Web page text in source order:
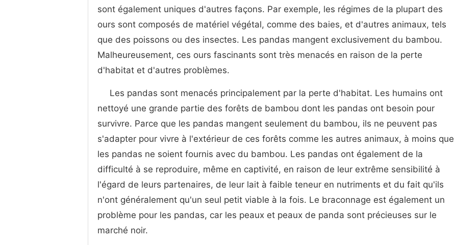
sont également uniques d'autres façons. Par exemple, les régimes de la plupart des
ours sont composés de matériel végétal, comme des baies, et d'autres animaux, tels
que des poissons ou des insectes. Les pandas mangent exclusivement du bambou.
Malheureusement, ces ours fascinants sont très menacés en raison de la perte
d'habitat et d'autres problèmes.
Les pandas sont menacés principalement par la perte d'habitat. Les humains ont
nettoyé une grande partie des forêts de bambou dont les pandas ont besoin pour
survivre. Parce que les pandas mangent seulement du bambou, ils ne peuvent pas
s'adapter pour vivre à l'extérieur de ces forêts comme les autres animaux, à moins que
les pandas ne soient fournis avec du bambou. Les pandas ont également de la
difficulté à se reproduire, même en captivité, en raison de leur extrême sensibilité à
l'égard de leurs partenaires, de leur lait à faible teneur en nutriments et du fait qu'ils
n'ont généralement qu'un seul petit viable à la fois. Le braconnage est également un
problème pour les pandas, car les peaux et peaux de panda sont précieuses sur le
marché noir.